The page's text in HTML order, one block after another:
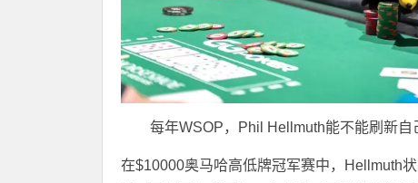
每年WSOP，Phil Hellmuth能不能刷新自
在$10000奥马哈高低牌冠军赛中，Hellmuth